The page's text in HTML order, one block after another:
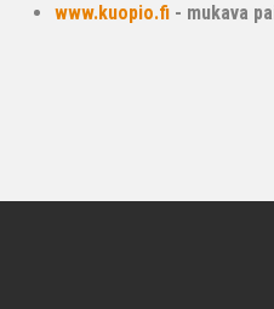
www.kuopio.fi - mukava